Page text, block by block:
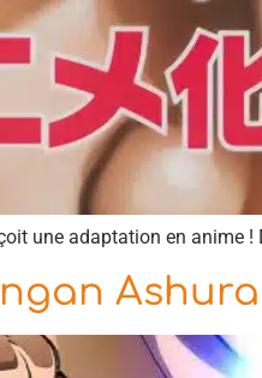
une adaptation en
Ashura